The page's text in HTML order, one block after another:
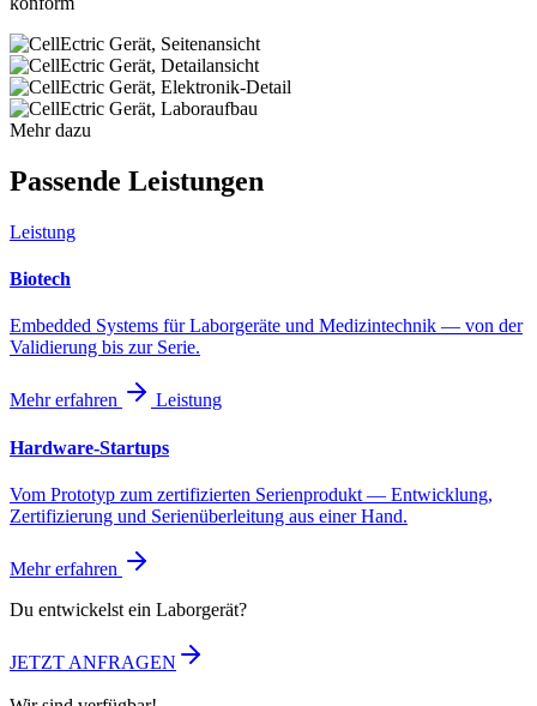
Mehr dazu
Passende Leistungen
Leistung
Biotech
Embedded Systems für Laborgeräte und Medizintechnik — von der
Validierung bis zur Serie.
Mehr erfahren Leistung
Hardware-Startups
Vom Prototyp zum zertifizierten Serienprodukt — Entwicklung,
Zertifizierung und Serienüberleitung aus einer Hand.
Mehr erfahren
Du entwickelst ein Laborgerät?
JETZT ANFRAGEN